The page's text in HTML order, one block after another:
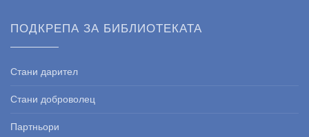
ПОДКРЕПА ЗА БИБЛИОТЕКАТА
Стани дарител
Стани доброволец
Партньори